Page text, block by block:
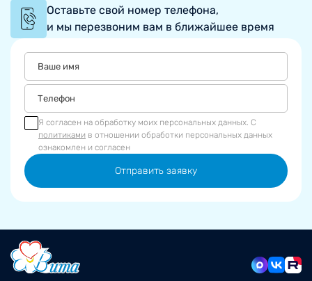
Оставьте свой номер телефона,
и мы перезвоним вам в ближайшее время
Я согласен на обработку моих персональных данных. С
политиками в отношении обработки персональных данных
ознакомлен и согласен
Отправить заявку